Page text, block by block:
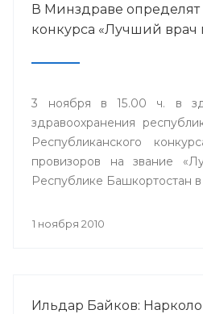
В Минздраве определят
конкурса «Лучший врач
3 ноября в 15.00 ч. в
здравоохранения
Республиканского
провизоров на звание
Республике Башкортостан в
1 ноября 2010
Ильдар Байков: